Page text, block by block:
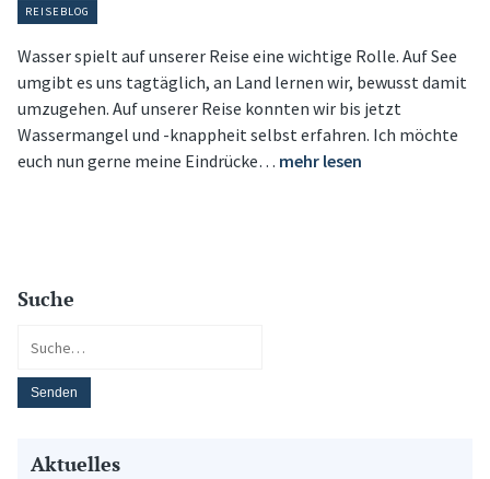
REISEBLOG
Wasser spielt auf unserer Reise eine wichtige Rolle. Auf See
umgibt es uns tagtäglich, an Land lernen wir, bewusst damit
umzugehen. Auf unserer Reise konnten wir bis jetzt
Wassermangel und -knappheit selbst erfahren. Ich möchte
euch nun gerne meine Eindrücke… mehr lesen
Suche
Aktuelles